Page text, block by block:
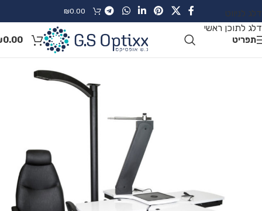
דלג לניווט
דלג לתוכן ראשי
₪0.00
תפריט 0.00